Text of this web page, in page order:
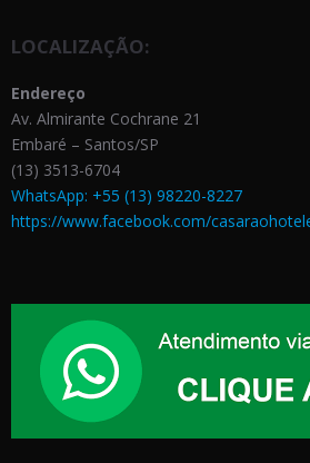
LOCALIZAÇÃO:
Endereço
Av. Almirante Cochrane 21
Embaré – Santos/SP
(13) 3513-6704
WhatsApp: +55 (13) 98220-8227
https://www.facebook.com/